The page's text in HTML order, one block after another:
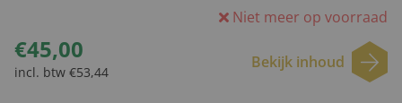
Niet meer op voorraad
€45,00
incl. btw €53,44
Bekijk inhoud